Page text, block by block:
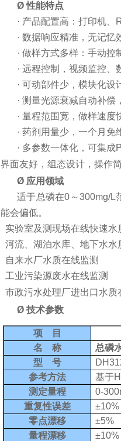
Ø性能特点
· 产品配置高 ： 打印机、
· 数据响应精准，无记忆
· 做样方式多样 ： 手动控
· 远程控制，视频监控、
· 可动部件少，模块化设
· 测量光源衰减自动补偿 ，
· 量程范围宽，做样速度
· 药剂用量少，一个月免
· 多参数一体化，可集成
界面友好，组态设计，操作简
Ø 应用领域
适于总磷在0 ～300mg/L
能会偏低。
实验室及测现场在线快速水
河流、湖泊水库、地下水水
自来水厂水质在线监测
工业污染源废水在线监测
市政污水处理厂进出口水质
Ø 技术参数
项 目
名 称
总磷
型 号
DH31
参考方法
基于
测定量程
0-300
重复性误差
±10%
零点漂移
±5%
量程漂移
±10%